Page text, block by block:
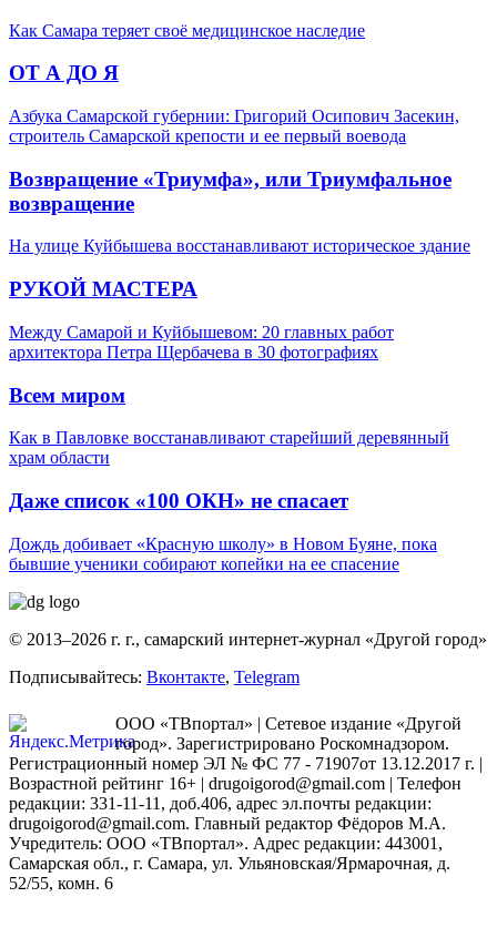
Как Самара теряет своё медицинское наследие
ОТ А ДО Я
Азбука Самарской губернии: Григорий Осипович Засекин,
строитель Самарской крепости и ее первый воевода
Возвращение «Триумфа», или Триумфальное
возвращение
На улице Куйбышева восстанавливают историческое здание
РУКОЙ МАСТЕРА
Между Самарой и Куйбышевом: 20 главных работ
архитектора Петра Щербачева в 30 фотографиях
Всем миром
Как в Павловке восстанавливают старейший деревянный
храм области
Даже список «100 ОКН» не спасает
Дождь добивает «Красную школу» в Новом Буяне, пока
бывшие ученики собирают копейки на ее спасение
© 2013–2026 г. г., самарский интернет-журнал «Другой город»
Подписывайтесь: Вконтакте, Telegram
ООО «ТВпортал» | Сетевое издание «Другой
город». Зарегистрировано Роскомнадзором.
Регистрационный номер ЭЛ № ФС 77 - 71907от 13.12.2017 г. |
Возрастной рейтинг 16+ | drugoigorod@gmail.com | Телефон
редакции: 331-11-11, доб.406, адрес эл.почты редакции:
drugoigorod@gmail.com. Главный редактор Фёдоров М.А.
Учредитель: ООО «ТВпортал». Адрес редакции: 443001,
Самарская обл., г. Самара, ул. Ульяновская/Ярмарочная, д.
52/55, комн. 6